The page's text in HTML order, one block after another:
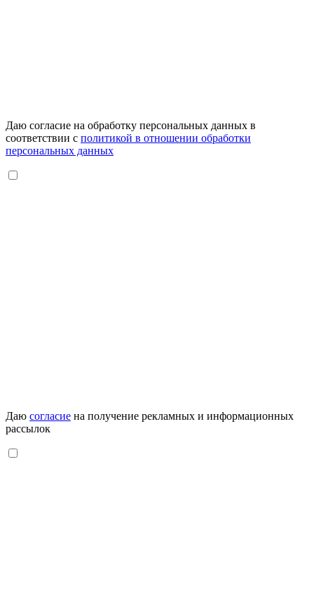
Даю согласие на обработку персональных данных в
соответствии с политикой в отношении обработки
персональных данных
Даю согласие на получение рекламных и информационных
рассылок